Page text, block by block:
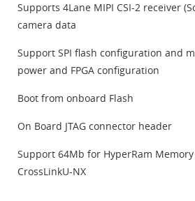
Supports 4Lane MIPI CSI-2 receiver
camera data
Support SPI flash configuration and
power and FPGA configuration
Boot from onboard Flash
On Board JTAG connector header
Support 64Mb for HyperRam
CrossLinkU-NX